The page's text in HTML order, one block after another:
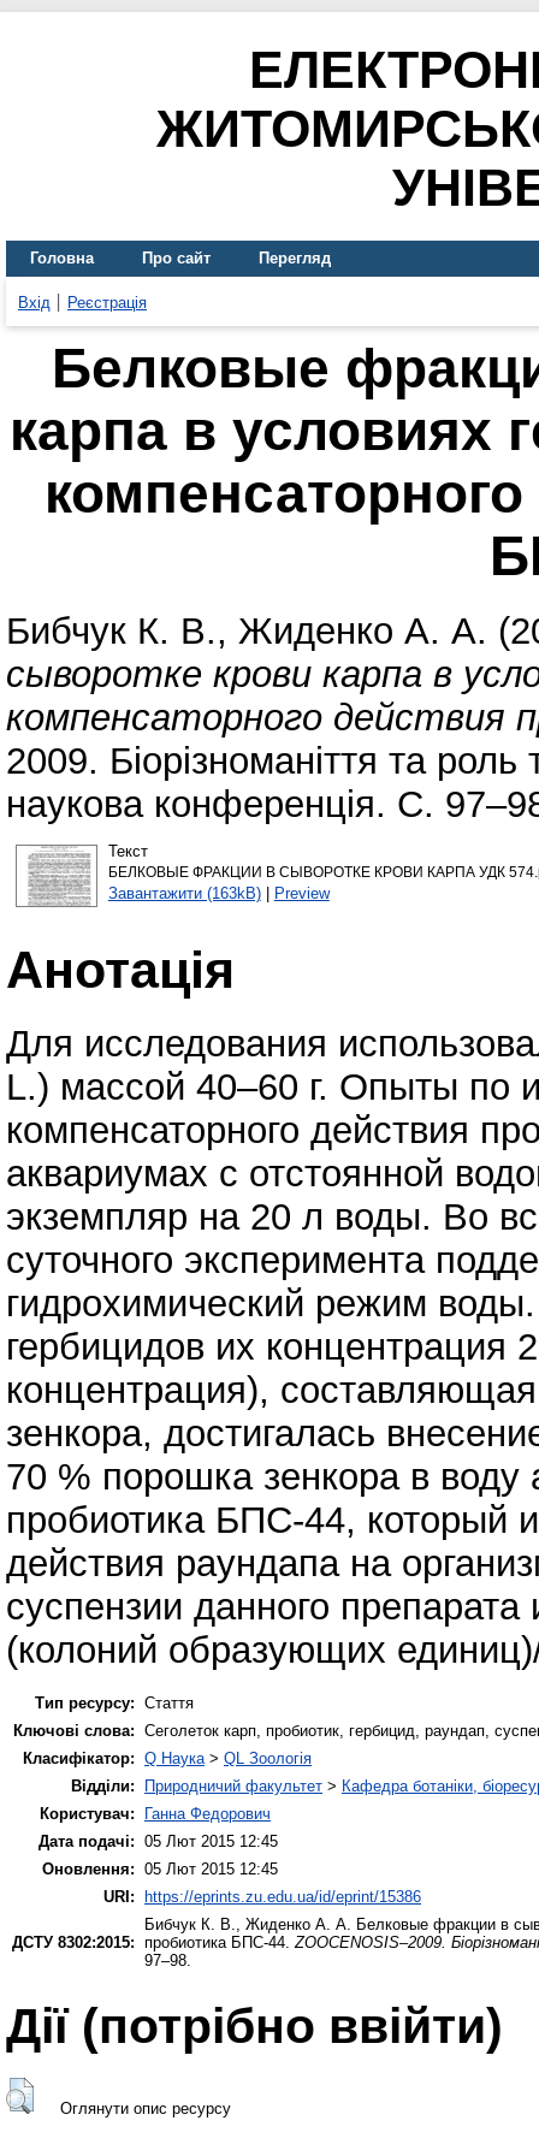
Головна Про сайт Перегляд
Вхід Реєстрація
Белковые
карпа в условиях
Бибчук К. В., Жиденко А. А.
сыворотке крови карпа в
компенсаторного действия
2009. Біорізноманіття та
наукова конференція. С.
Текст
БЕЛКОВЫЕ ФРАКЦИИ В СЫВОРОТКЕ КРОВИ КАРПА УДК
Завантажити (163kB)| Preview
Анотація
Для исследования
L.) массой 40–60 г. Опыты по
компенсаторного действия
аквариумах с отстоянной
экземпляр на 20 л воды. Во
суточного эксперимента
гидрохимический режим
гербицидов их
концентрация),
зенкора, достигалась
70 % порошка зенкора в
пробиотика БПС-44, который
действия раундапа на
суспензии данного
(колоний образующих
Тип ресурсу: Стаття
Ключові слова: Сеголеток карп, пробиотик, гербицид, раундап,
Класифікатор: Q Наука > QL Зоологія
Відділи:
Природничий факультет > Кафедра ботаніки,
Користувач:
Ганна Федорович
Дата подачі: 05 Лют 2015 12:45
Оновлення: 05 Лют 2015 12:45
URI: https://eprints.zu.edu.ua/id/eprint/15386
ДСТУ 8302:2015:
Бибчук К. В. Жиденко А. А. Белковые фракции в
пробиотика БПС-44. ZOOCENOSIS–2009.
97–98.
Дії ​​(потрібно ввійти)
Оглянути опис ресурсу